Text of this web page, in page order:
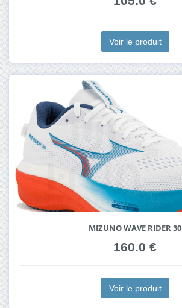
Voir le produit
MIZUNO WAVE RIDER 30
160.0 €
Voir le produit